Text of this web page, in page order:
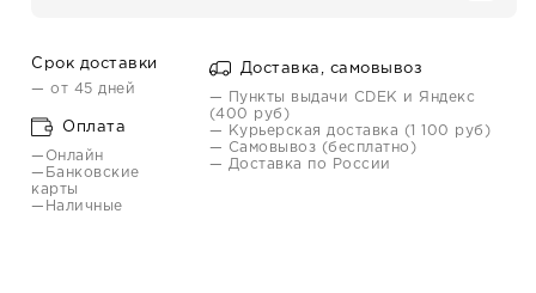
Срок доставки
— от 45 дней
Оплата
—Онлайн
—Банковские
карты
—Наличные
Доставка, самовывоз
— Пункты выдачи CDEK и Яндекс
(400 руб)
— Курьерская доставка (1 100 руб)
— Самовывоз (бесплатно)
— Доставка по России